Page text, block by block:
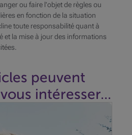
ou faire l'objet de règles ou
en fonction de la situation
toute responsabilité quant à
et la mise à jour des informations
peuvent
intéresser...
et révolution de l’IA, les
Quels thèmes privilégier